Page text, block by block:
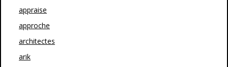
appraise
approche
architectes
arik